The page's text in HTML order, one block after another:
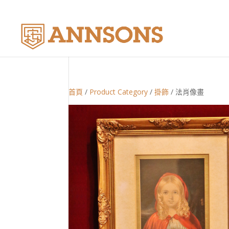
首頁 / Product Category /掛飾 / 法肖像畫